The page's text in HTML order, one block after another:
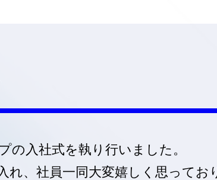
の入社式を執り行いました。
れ、社員一同大変嬉しく思ってお